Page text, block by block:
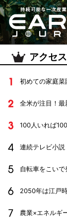
アクセ
初めての家庭
全米が注目！
100人いれば
連続テレビ小説
自転車をこい
2050年は江戸
農業×エネルギ